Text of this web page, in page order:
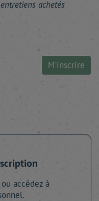
achetés
M'inscrire
accédez à